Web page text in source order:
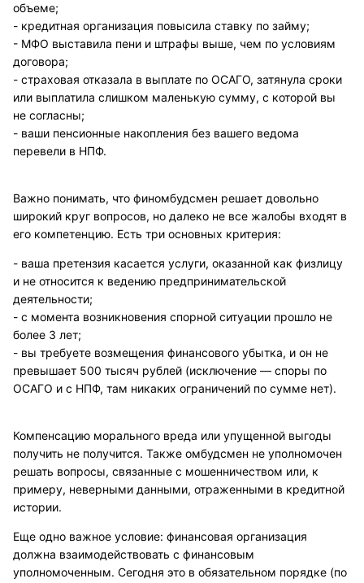
объеме;
- кредитная организация повысила ставку по займу;
- МФО выставила пени и штрафы выше, чем по условиям
договора;
- страховая отказала в выплате по ОСАГО, затянула сроки
или выплатила слишком маленькую сумму, с которой вы
не согласны;
- ваши пенсионные накопления без вашего ведома
перевели в НПФ.
Важно понимать, что финомбудсмен решает довольно
широкий круг вопросов, но далеко не все жалобы входят в
его компетенцию. Есть три основных критерия:
- ваша претензия касается услуги, оказанной как физлицу
и не относится к ведению предпринимательской
деятельности;
- с момента возникновения спорной ситуации прошло не
более 3 лет;
- вы требуете возмещения финансового убытка, и он не
превышает 500 тысяч рублей (исключение — споры по
ОСАГО и с НПФ, там никаких ограничений по сумме нет).
Компенсацию морального вреда или упущенной выгоды
получить не получится. Также омбудсмен не уполномочен
решать вопросы, связанные с мошенничеством или, к
примеру, неверными данными, отраженными в кредитной
истории.
Еще одно важное условие: финансовая организация
должна взаимодействовать с финансовым
уполномоченным. Сегодня это в обязательном порядке (по